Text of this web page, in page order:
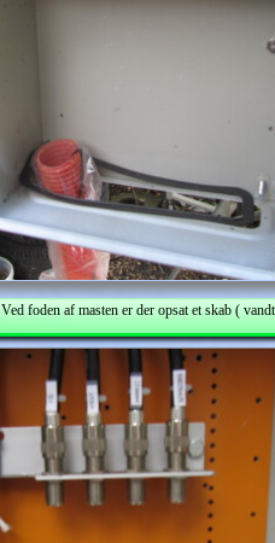
Ved foden af masten er der opsat et skab (